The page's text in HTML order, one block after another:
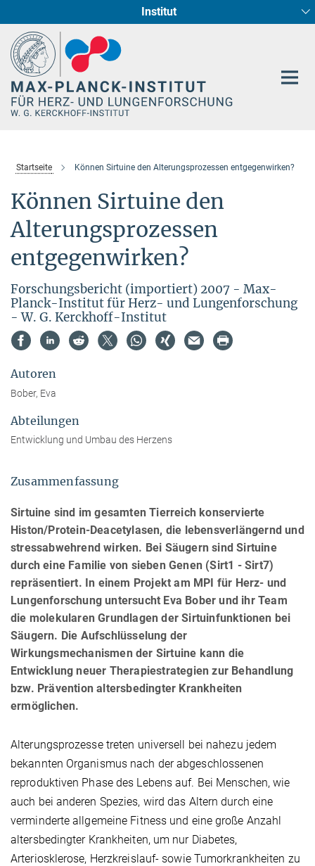
Institut
Entwicklung und Umbau des Herzens (Abt. I)
Pharmakologie (Abt. II)
Genetik der Entwicklung (Abt. III)
Cellular Resilience
Circadiane Rhythmik des Herzstoffwechsels
Neurokardiale Achse
Epigenetics
Startseite Können Sirtuine den Alterungsprozessen entgegenwirken?
Können Sirtuine den
Alterungsprozessen
entgegenwirken?
Forschungsbericht (importiert) 2007 - Max-
Planck-Institut für Herz- und Lungenforschung
- W. G. Kerckhoff-Institut
Autoren
Bober, Eva
Abteilungen
Entwicklung und Umbau des Herzens
Zusammenfassung
Sirtuine sind im gesamten Tierreich konservierte
Histon/Protein-Deacetylasen, die lebensverlängernd und
stressabwehrend wirken. Bei Säugern sind Sirtuine
durch eine Familie von sieben Genen (Sirt1 - Sirt7)
repräsentiert. In einem Projekt am MPI für Herz- und
Lungenforschung untersucht Eva Bober und ihr Team
die molekularen Grundlagen der Sirtuinfunktionen bei
Säugern. Die Aufschlüsselung der
Wirkungsmechanismen der Sirtuine kann die
Entwicklung neuer Therapiestrategien zur Behandlung
bzw. Prävention altersbedingter Krankheiten
ermöglichen.
Alterungsprozesse treten universell bei nahezu jedem
bekannten Organismus nach der abgeschlossenen
reproduktiven Phase des Lebens auf. Bei Menschen, wie
auch bei anderen Spezies, wird das Altern durch eine
verminderte allgemeine Fitness und eine große Anzahl
altersbedingter Krankheiten, um nur Diabetes,
Arteriosklerose, Herzkreislauf- sowie Tumorkrankheiten zu